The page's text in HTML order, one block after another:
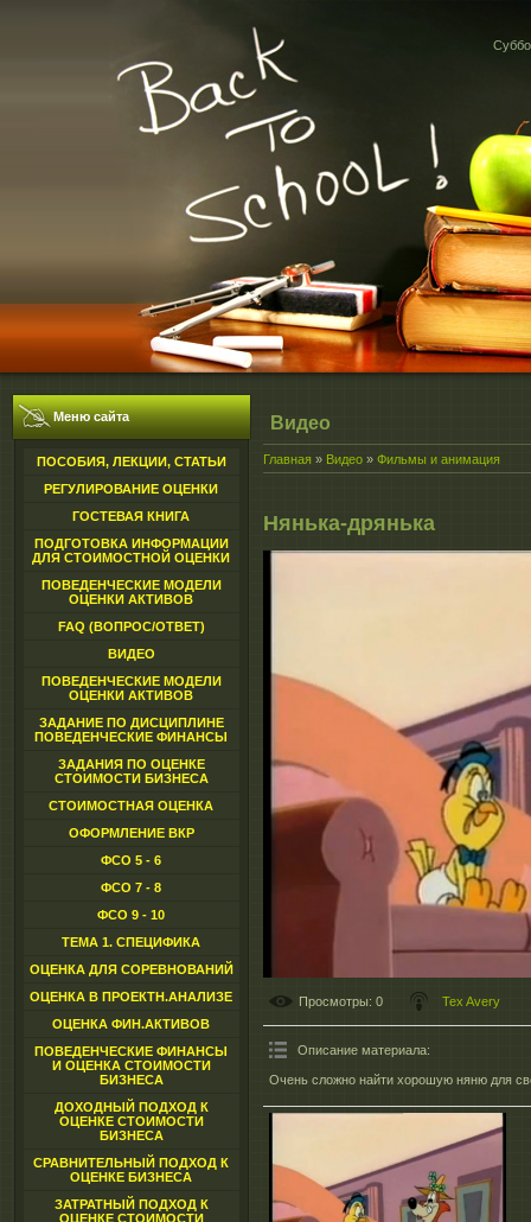
Меню сайта
ПОСОБИЯ, ЛЕКЦИИ, СТАТЬИ
РЕГУЛИРОВАНИЕ ОЦЕНКИ
ГОСТЕВАЯ КНИГА
ПОДГОТОВКА ИНФОРМАЦИИ
ДЛЯ СТОИМОСТНОЙ ОЦЕНКИ
ПОВЕДЕНЧЕСКИЕ МОДЕЛИ
ОЦЕНКИ АКТИВОВ
FAQ (ВОПРОС/ОТВЕТ)
ВИДЕО
ПОВЕДЕНЧЕСКИЕ МОДЕЛИ
ОЦЕНКИ АКТИВОВ
ЗАДАНИЕ ПО ДИСЦИПЛИНЕ
ПОВЕДЕНЧЕСКИЕ ФИНАНСЫ
ЗАДАНИЯ ПО ОЦЕНКЕ
СТОИМОСТИ БИЗНЕСА
СТОИМОСТНАЯ ОЦЕНКА
ОФОРМЛЕНИЕ ВКР
ФСО 5 - 6
ФСО 7 - 8
ФСО 9 - 10
ТЕМА 1. СПЕЦИФИКА
ОЦЕНКА ДЛЯ СОРЕВНОВАНИЙ
ОЦЕНКА В ПРОЕКТН.АНАЛИЗЕ
ОЦЕНКА ФИН.АКТИВОВ
ПОВЕДЕНЧЕСКИЕ ФИНАНСЫ
И ОЦЕНКА СТОИМОСТИ
БИЗНЕСА
ДОХОДНЫЙ ПОДХОД К
ОЦЕНКЕ СТОИМОСТИ
БИЗНЕСА
СРАВНИТЕЛЬНЫЙ ПОДХОД К
ОЦЕНКЕ БИЗНЕСА
ЗАТРАТНЫЙ ПОДХОД К
ОЦЕНКЕ СТОИМОСТИ
Видео
Главная » Видео » Фильмы и анимация
Нянька-дрянька
Просмотры: 0 Tex Avery
Описание материала:
Очень сложно найти хорошую няню для